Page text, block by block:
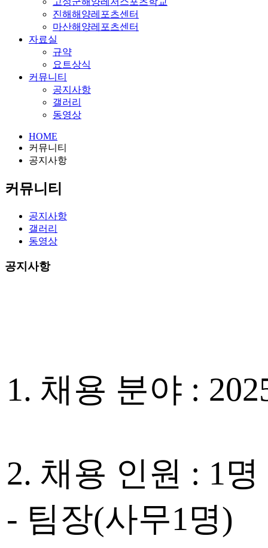
진해해양레포츠센터
마산해양레포츠센터
자료실
규약
요트상식
커뮤니티
공지사항
갤러리
동영상
HOME
커뮤니티
공지사항
커뮤니티
공지사항
갤러리
동영상
공지사항
1. 채용 분야 :
2. 채용 인원 : 1명
- 팀장(사무1명)